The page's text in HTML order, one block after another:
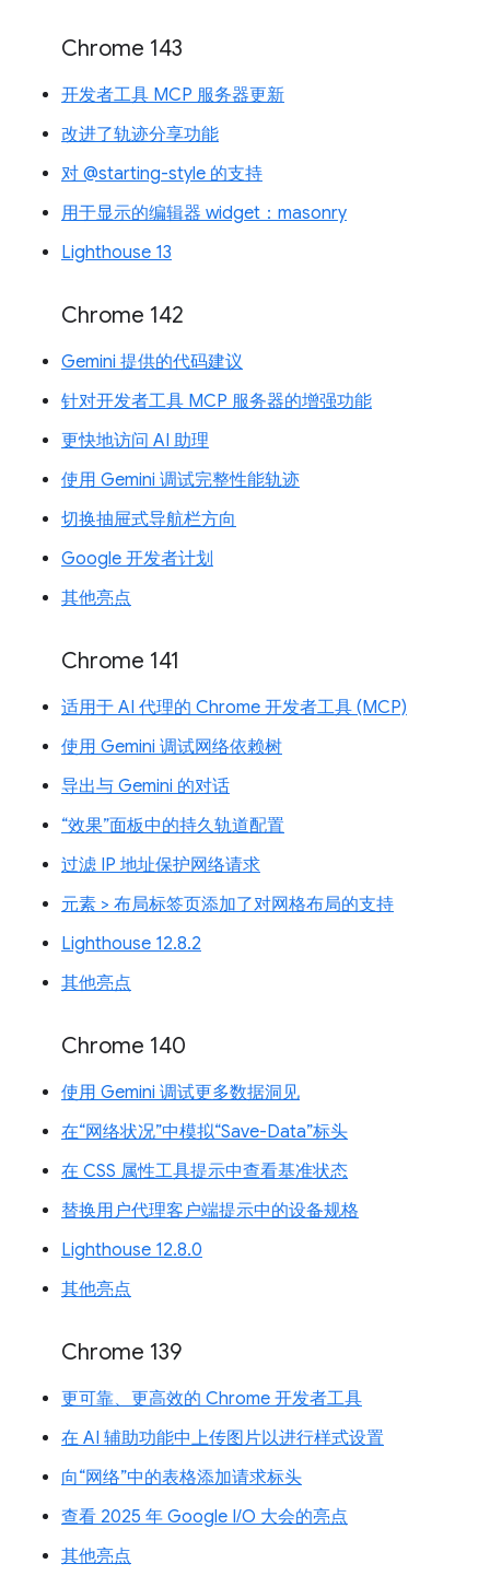
Chrome 143
开发者工具 MCP 服务器更新
改进了轨迹分享功能
对 @starting-style 的支持
用于显示的编辑器 widget：masonry
Lighthouse 13
Chrome 142
Gemini 提供的代码建议
针对开发者工具 MCP 服务器的增强功能
更快地访问 AI 助理
使用 Gemini 调试完整性能轨迹
切换抽屉式导航栏方向
Google 开发者计划
其他亮点
Chrome 141
适用于 AI 代理的 Chrome 开发者工具 (MCP)
使用 Gemini 调试网络依赖树
导出与 Gemini 的对话
“效果”面板中的持久轨道配置
过滤 IP 地址保护网络请求
元素 > 布局标签页添加了对网格布局的支持
Lighthouse 12.8.2
其他亮点
Chrome 140
使用 Gemini 调试更多数据洞见
在“网络状况”中模拟“Save-Data”标头
在 CSS 属性工具提示中查看基准状态
替换用户代理客户端提示中的设备规格
Lighthouse 12.8.0
其他亮点
Chrome 139
更可靠、更高效的 Chrome 开发者工具
在 AI 辅助功能中上传图片以进行样式设置
向“网络”中的表格添加请求标头
查看 2025 年 Google I/O 大会的亮点
其他亮点